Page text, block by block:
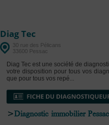
Diag Tec
30 rue des Pélicans
33600 Pessac
Diag Tec est une société de
votre disposition pour tous vos
que pour tous vos repé...
>Diagnostic immobilier Pessac